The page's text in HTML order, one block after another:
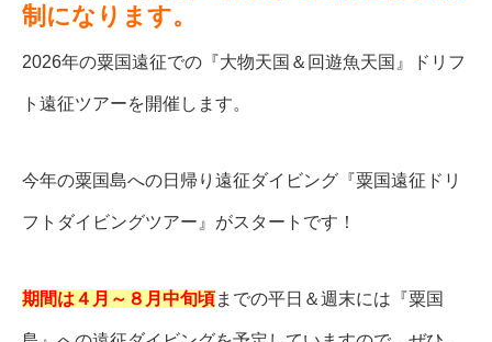
制になります。
2026年の粟国遠征での『大物天国＆回遊魚天国』ドリフ
ト遠征ツアーを開催します。
今年の粟国島への日帰り遠征ダイビング『粟国遠征ドリ
フトダイビングツアー』がスタートです！
期間は４月～８月中旬頃 までの平日＆週末には『粟国